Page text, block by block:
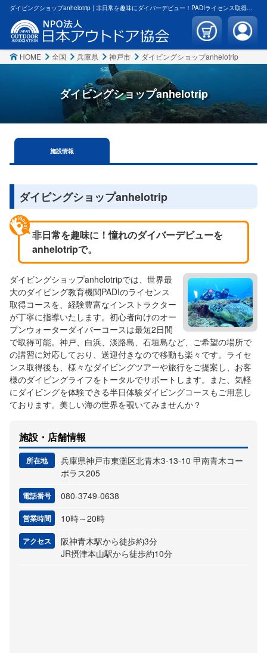
ダイビングショップanhelotrip | 非日常を趣味にダイバーデビュー！PADIライセンス取得・体験ダイビング・ダイビングツアー | 日本アウトドア協会
HOME 全国 兵庫県 神戸市 ダイビングショップanhelotrip
ダイビングショップanhelotrip
施設情報
ダイビングショップanhelotrip
非日常を趣味に！憧れのダイバーデビューを
anhelotripで。
ダイビングショップanhelotripでは、世界最
大のダイビング教育機関PADIのライセンス
取得コースを、経験豊富なインストラクター
が丁寧に指導いたします。初心者向けのオー
プンウォーターダイバーコースは最短2日間
で取得可能。神戸、白浜、淡路島、石垣島など、ご希望の場所で
の講習に対応しており、送迎付きなので移動も楽々です。ライセ
ンス取得後も、様々なダイビングツアーや旅行をご提案し、お客
様のダイビングライフをトータルでサポートします。また、気軽
にダイビングを体験できる半日体験ダイビングコースもご用意し
ております。美しい海の世界を覗いてみませんか？
施設・店舗情報
所在地
兵庫県神戸市東灘区北青木3-13-10 甲南青木コー
ポラス205
電話番号 080-3749-0638
営業時間 10時～20時
アクセス
阪神青木駅から徒歩約3分
JR摂津本山駅から徒歩約10分